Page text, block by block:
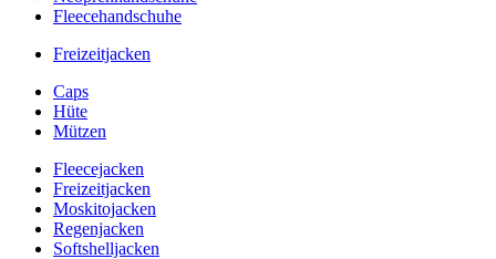
Fleecehandschuhe
Freizeitjacken
Caps
Hüte
Mützen
Fleecejacken
Freizeitjacken
Moskitojacken
Regenjacken
Softshelljacken